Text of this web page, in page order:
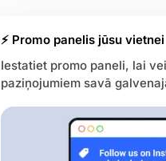
⚡ Promo panelis jūsu vietnei
Iestatiet promo paneli, lai
paziņojumiem savā